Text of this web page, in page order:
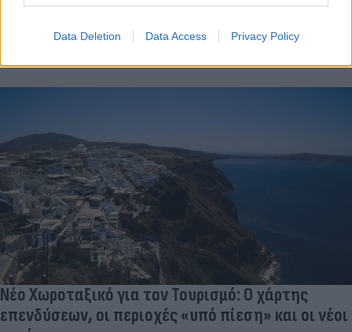
Data Deletion Data Access Privacy Policy
Νέο Χωροταξικό για τον Τουρισμό: Ο χάρτης
επενδύσεων, οι περιοχές «υπό πίεση» και οι νέοι